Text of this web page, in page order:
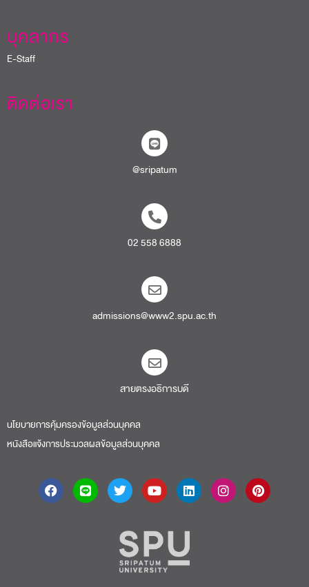
บุคลากร
E-Staff
ติดต่อเรา
@sripatum
02 558 6888
admissions@www2.spu.ac.th
สายตรงอธิการบดี​
นโยบายการคุ้มครองข้อมูลส่วนบุคคล
หนังสือแจ้งการประมวลผลข้อมูลส่วนบุคคล